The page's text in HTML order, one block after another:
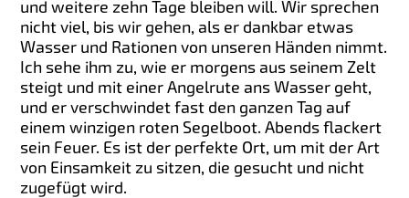
und weitere zehn Tage bleiben will. Wir sprechen
nicht viel, bis wir gehen, als er dankbar etwas
Wasser und Rationen von unseren Händen nimmt.
Ich sehe ihm zu, wie er morgens aus seinem Zelt
steigt und mit einer Angelrute ans Wasser geht,
und er verschwindet fast den ganzen Tag auf
einem winzigen roten Segelboot. Abends flackert
sein Feuer. Es ist der perfekte Ort, um mit der Art
von Einsamkeit zu sitzen, die gesucht und nicht
zugefügt wird.